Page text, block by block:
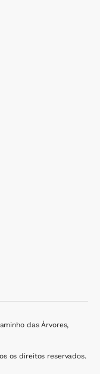
das Árvores,
os direitos reservados.